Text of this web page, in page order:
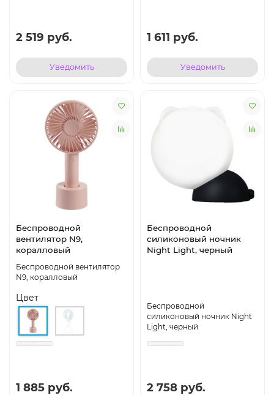
2 519 руб.
Уведомить
1 611 руб.
Уведомить
Беспроводной
вентилятор N9,
коралловый
Беспроводной вентилятор
N9, коралловый
Цвет
1 885 руб.
Беспроводной
силиконовый ночник
Night Light, черный
Беспроводной
силиконовый ночник Night
Light, черный
2 758 руб.